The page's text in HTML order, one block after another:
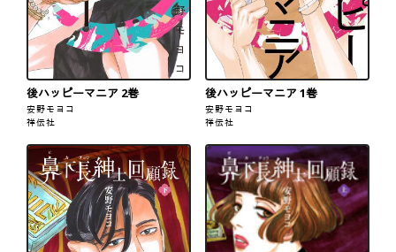
後ハッピーマニア 2巻
安野モヨコ
祥伝社
後ハッピーマニア 1巻
安野モヨコ
祥伝社